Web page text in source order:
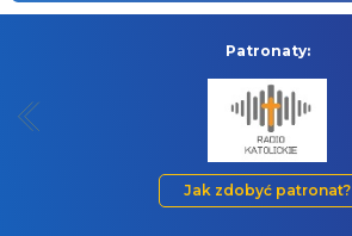
Patronaty:
Jak zdobyć patronat?